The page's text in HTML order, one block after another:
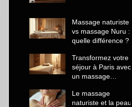
Massage naturiste
vs massage Nuru :
quelle différence ?
Transformez votre
séjour à Paris avec
un massage
unique et relaxant
Le massage
naturiste et la peau